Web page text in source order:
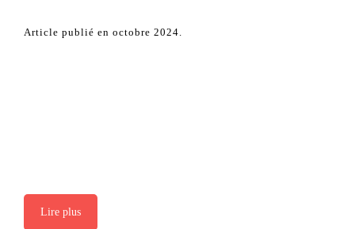
Article publié en octobre 2024.
Lire plus